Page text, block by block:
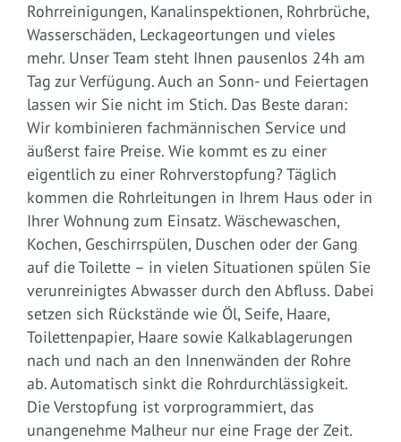
Rohrreinigungen, Kanalinspektionen, Rohrbrüche,
Wasserschäden, Leckageortungen und vieles
mehr. Unser Team steht Ihnen pausenlos 24h am
Tag zur Verfügung. Auch an Sonn- und Feiertagen
lassen wir Sie nicht im Stich. Das Beste daran:
Wir kombinieren fachmännischen Service und
äußerst faire Preise. Wie kommt es zu einer
eigentlich zu einer Rohrverstopfung? Täglich
kommen die Rohrleitungen in Ihrem Haus oder in
Ihrer Wohnung zum Einsatz. Wäschewaschen,
Kochen, Geschirrspülen, Duschen oder der Gang
auf die Toilette – in vielen Situationen spülen Sie
verunreinigtes Abwasser durch den Abfluss. Dabei
setzen sich Rückstände wie Öl, Seife, Haare,
Toilettenpapier, Haare sowie Kalkablagerungen
nach und nach an den Innenwänden der Rohre
ab. Automatisch sinkt die Rohrdurchlässigkeit.
Die Verstopfung ist vorprogrammiert, das
unangenehme Malheur nur eine Frage der Zeit.